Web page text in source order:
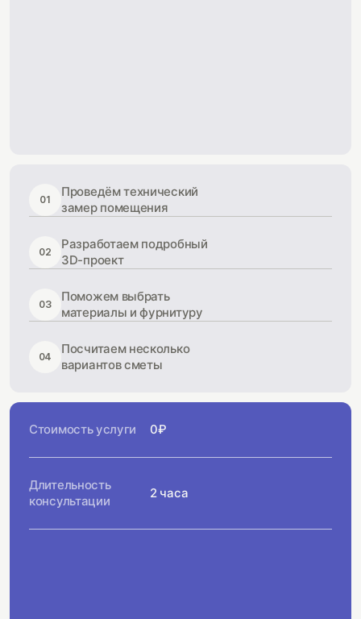
01
Проведём технический
замер помещения
02
Разработаем подробный
3D-проект
03
Поможем выбрать
материалы и фурнитуру
04
Посчитаем несколько
вариантов сметы
Стоимость услуги 0₽
Длительность
консультации
2 часа